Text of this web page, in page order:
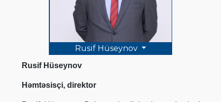
Rusif Hüseynov
Rusif Hüseynov
Həmtəsisçi, direktor